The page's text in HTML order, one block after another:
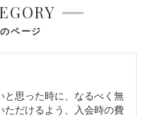
ページ
と思った時に、なるべく無
ただけるよう、入会時の費